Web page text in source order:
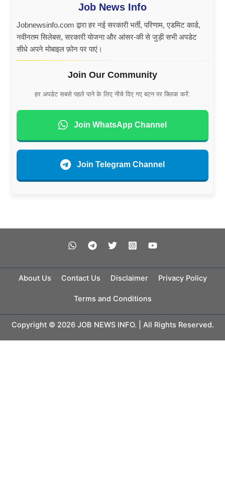
Job News Info
Jobnewsinfo.com द्वारा हर नई सरकारी भर्ती, परिणाम, एडमिट कार्ड,
नवीनतम सिलेबस, सरकारी योजना और आंसर-की से जुड़ी सभी अपडेट
सीधे अपने मोबाइल फ़ोन पर पाएं।
Join Our Community
हर अपडेट सबसे पहले पाने के लिए नीचे दिए गए बटन पर क्लिक करें:
Join WhatsApp Channel
Join Telegram Channel
About Us Contact Us Disclaimer Privacy Policy
Terms and Conditions
Copyright © 2026 JOB NEWS INFO. | All Rights Reserved.